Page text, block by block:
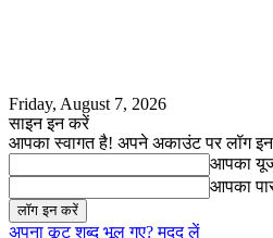
Friday, August 7, 2026
साइन इन करें
आपका स्वागत है! अपने अकाउंट पर लॉग
आपका
आपका
अपना कूट शब्द भूल गए? मदद लें